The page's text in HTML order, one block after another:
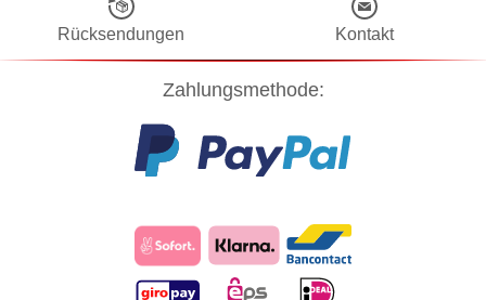
Rücksendungen Kontakt
Zahlungsmethode: